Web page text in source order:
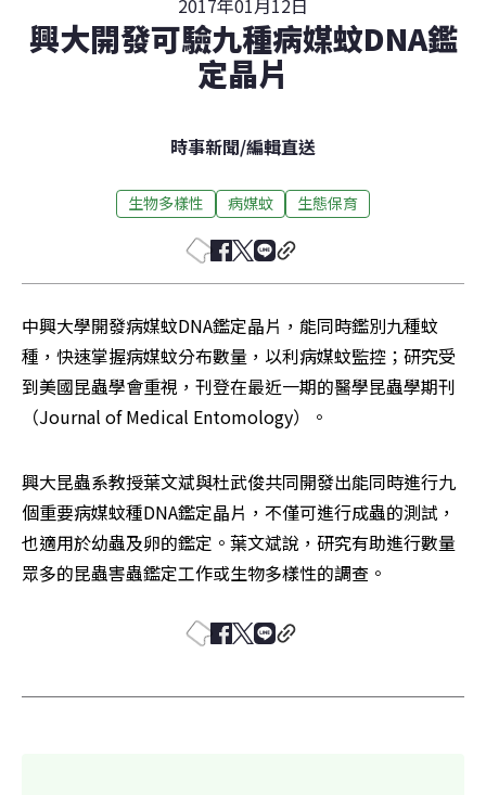
2017年01月12日
興大開發可驗九種病媒蚊DNA鑑
定晶片
時事新聞/編輯直送
生物多樣性 病媒蚊 生態保育
中興大學開發病媒蚊DNA鑑定晶片，能同時鑑別九種蚊
種，快速掌握病媒蚊分布數量，以利病媒蚊監控；研究受
到美國昆蟲學會重視，刊登在最近一期的醫學昆蟲學期刊
（Journal of Medical Entomology）。
興大昆蟲系教授葉文斌與杜武俊共同開發出能同時進行九
個重要病媒蚊種DNA鑑定晶片，不僅可進行成蟲的測試，
也適用於幼蟲及卵的鑑定。葉文斌說，研究有助進行數量
眾多的昆蟲害蟲鑑定工作或生物多樣性的調查。